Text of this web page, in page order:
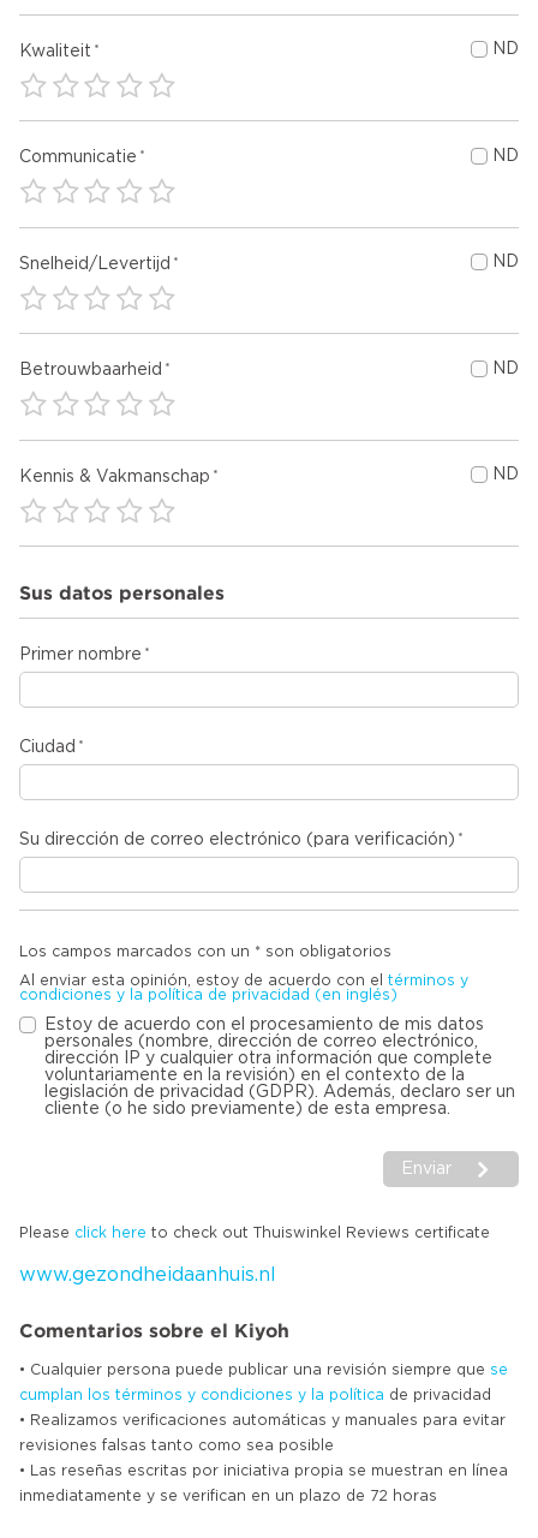
Kwaliteit ND
Communicatie ND
Snelheid/Levertijd ND
Betrouwbaarheid ND
Kennis & Vakmanschap ND
Sus datos personales
Primer nombre
Ciudad
Su dirección de correo electrónico (para verificación)
Los campos marcados con un * son obligatorios
Al enviar esta opinión, estoy de acuerdo con el términos y
condiciones y la política de privacidad (en inglés)
Estoy de acuerdo con el procesamiento de mis datos
personales (nombre, dirección de correo electrónico,
dirección IP y cualquier otra información que complete
voluntariamente en la revisión) en el contexto de la
legislación de privacidad (GDPR). Además, declaro ser un
cliente (o he sido previamente) de esta empresa.
Enviar
Please click here to check out Thuiswinkel Reviews certificate
www.gezondheidaanhuis.nl
Comentarios sobre el Kiyoh
• Cualquier persona puede publicar una revisión siempre que se
cumplan los términos y condiciones y la política de privacidad
• Realizamos verificaciones automáticas y manuales para evitar
revisiones falsas tanto como sea posible
• Las reseñas escritas por iniciativa propia se muestran en línea
inmediatamente y se verifican en un plazo de 72 horas